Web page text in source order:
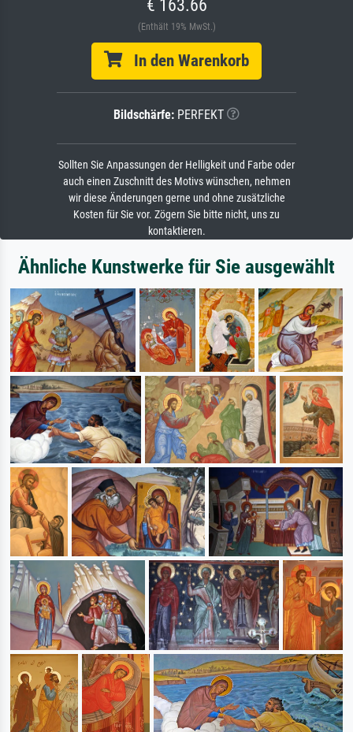
€ 163.66
(Enthält 19% MwSt.)
In den Warenkorb
Bildschärfe: PERFEKT
Sollten Sie Anpassungen der Helligkeit und Farbe oder
auch einen Zuschnitt des Motivs wünschen, nehmen
wir diese Änderungen gerne und ohne zusätzliche
Kosten für Sie vor. Zögern Sie bitte nicht, uns zu
kontaktieren.
Ähnliche Kunstwerke für Sie ausgewählt